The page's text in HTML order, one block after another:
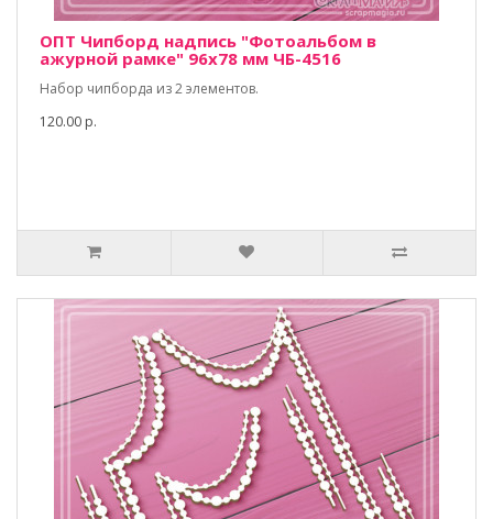
ОПТ Чипборд надпись "Фотоальбом в
ажурной рамке" 96х78 мм ЧБ-4516
Набор чипборда из 2 элементов.
120.00 р.